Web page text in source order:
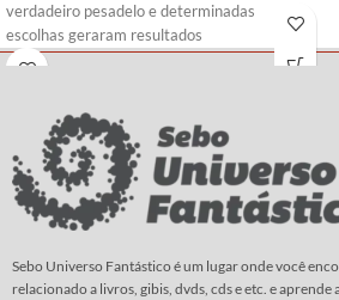
verdadeiro pesadelo e determinadas
escolhas geraram resultados
irreparáveis…
infiltram
de rosas...
Roteiro
Sebo Universo Fantástico é um lugar onde você
relacionado a livros, gibis, dvds, cds e etc. e aprende